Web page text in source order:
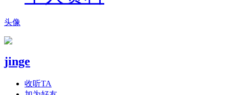
头像
jinge
收听TA